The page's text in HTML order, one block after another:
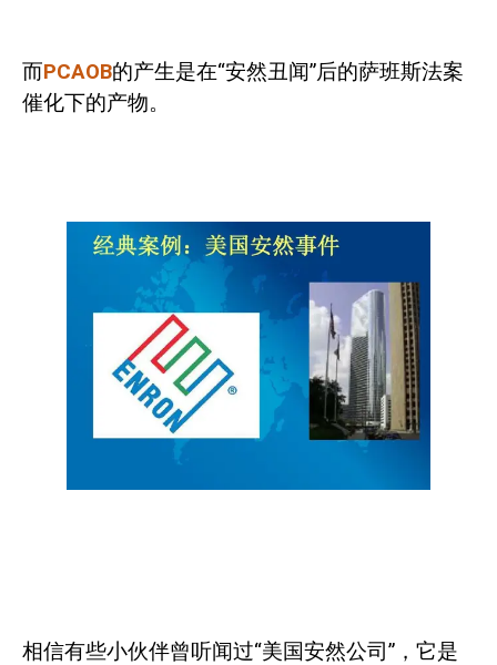
而PCAOB的产生是在“安然丑闻”后的萨班斯法案
催化下的产物。
相信有些小伙伴曾听闻过“美国安然公司”，它是